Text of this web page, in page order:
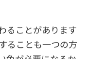
ることがあります
ることも一つの方